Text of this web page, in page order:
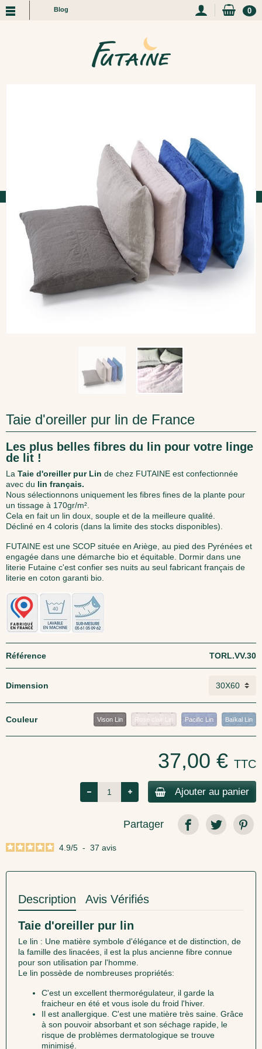
Blog 0
Taie d'oreiller pur lin de France
Les plus belles fibres du lin pour votre linge
de lit !
La Taie d'oreiller pur Lin de chez FUTAINE est confectionnée
avec du lin français.
Nous sélectionnons uniquement les fibres fines de la plante pour
un tissage à 170gr/m².
Cela en fait un lin doux, souple et de la meilleure qualité.
Décliné en 4 coloris (dans la limite des stocks disponibles).
FUTAINE est une SCOP située en Ariège, au pied des Pyrénées et
engagée dans une démarche bio et équitable. Dormir dans une
literie Futaine c'est confier ses nuits au seul fabricant français de
literie en coton garanti bio.
Référence TORL.VV.30
Dimension
Couleur Vison Lin Rose clair Lin Pacific Lin Baïkal Lin
37,00 € TTC
Ajouter au panier
Partager
4.9/5 - 37 avis
Description Avis Vérifiés
Taie d'oreiller pur lin
Le lin : Une matière symbole d'élégance et de distinction, de
la famille des linacées, il est la plus ancienne fibre connue
pour son utilisation par l'homme.
Le lin possède de nombreuses propriétés:
C'est un excellent thermorégulateur, il garde la
fraicheur en été et vous isole du froid l'hiver.
Il est anallergique. C'est une matière très saine. Grâce
à son pouvoir absorbant et son séchage rapide, le
risque de problèmes dermatologique se trouve
minimisé.